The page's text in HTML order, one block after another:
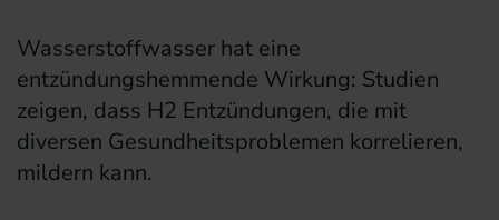
Wasserstoffwasser hat eine
entzündungshemmende Wirkung: Studien
zeigen, dass H2 Entzündungen, die mit
diversen Gesundheitsproblemen korrelieren,
mildern kann.